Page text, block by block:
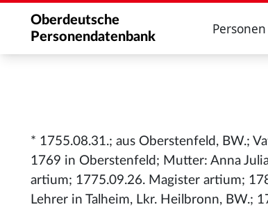
Oberdeutsche
Personendatenbank
Personen
* 1755.08.31.; aus Oberstenfeld, BW.;
1769 in Oberstenfeld; Mutter: Anna
artium; 1775.09.26. Magister artium;
Lehrer in Talheim, Lkr. Heilbronn, BW.;